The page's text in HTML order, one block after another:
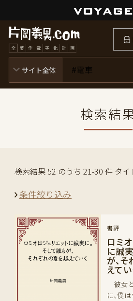
検索結
検索結果 52 のうち 21-30 件 タイ
条件絞り込み
書評
ロミ
に誠
が、
えてい
彼女
に、僕